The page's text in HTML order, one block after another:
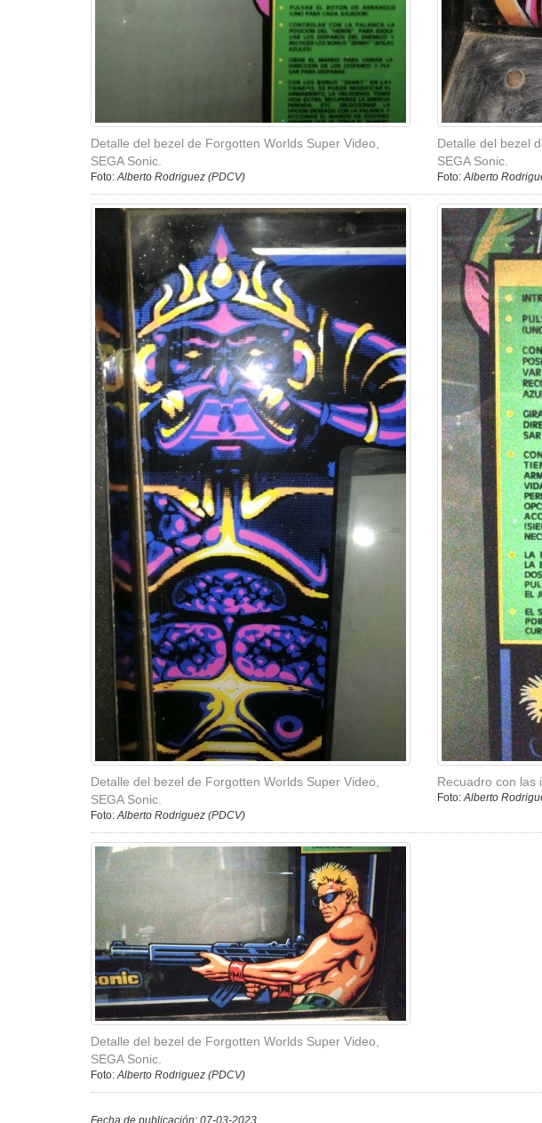
Detalle del bezel de Forgotten Worlds Super Video,
SEGA Sonic.
Foto:Alberto Rodriguez (PDCV)
Detalle del bezel
SEGA Sonic.
Foto:Alberto
Detalle del bezel de Forgotten Worlds Super Video,
SEGA Sonic.
Foto:Alberto Rodriguez (PDCV)
Recuadro con las
Foto:Alberto
Detalle del bezel de Forgotten Worlds Super Video,
SEGA Sonic.
Foto:Alberto Rodriguez (PDCV)
Fecha de publicación: 07-03-2023.